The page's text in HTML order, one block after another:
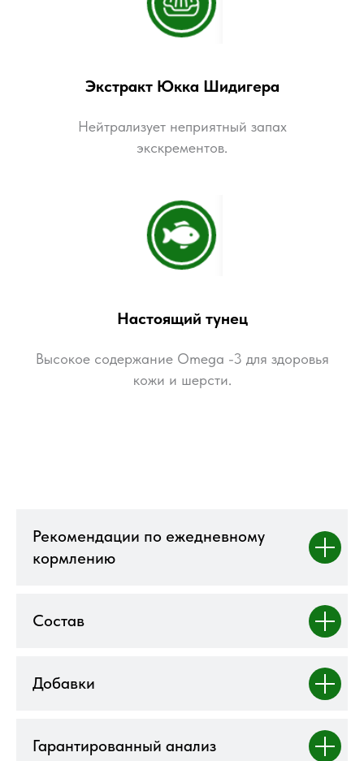
Экстракт Юкка Шидигера
Нейтрализует неприятный запах
экскрементов.
Настоящий тунец
Высокое содержание Omega -3 для здоровья
кожи и шерсти.
Рекомендации по ежедневному
кормлению
Состав
Добавки
Гарантированный анализ